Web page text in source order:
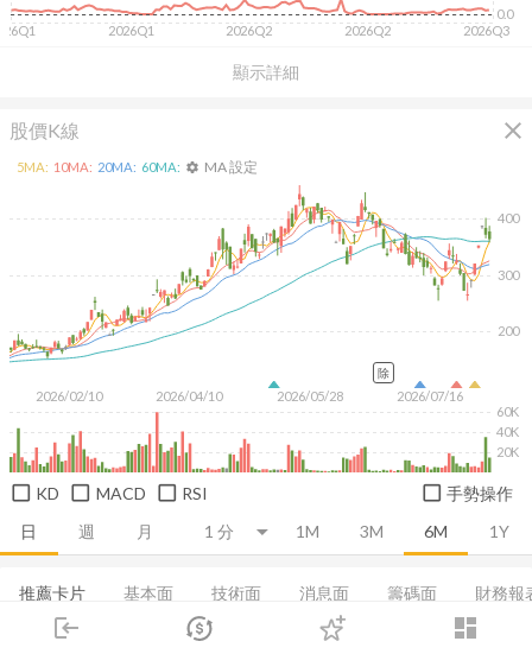
login dashboard
市場 登入
顯示詳細
2026Q1 2026Q2 2026Q2 2026Q3
0.0
股價K線 close
日 週 月 1M 3M 6M 1Y
2026/02/10 2026/04/10 2026/05/28 2026/07/16
200
300
400
20K
40K
60K
5MA: 10MA: 20MA: 60MA: settings MA 設定
除
KD MACD RSI 手勢操作
推薦卡片 基本面 技術面 消息面 籌碼面 財務報
集保分布 EPS